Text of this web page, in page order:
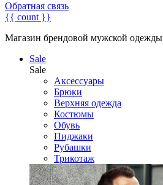
Обратная связь
{{ count }}
Магазин брендовой мужской одежды
Sale
Sale
Аксессуары
Брюки
Верхняя одежда
Костюмы
Обувь
Пиджаки
Рубашки
Трикотаж